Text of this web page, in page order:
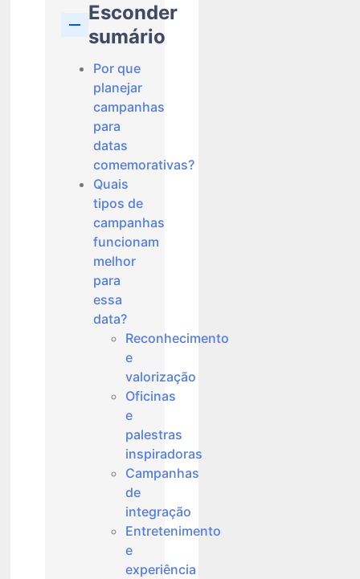
Esconder
sumário
Por que
planejar
campanhas
para
datas
comemorativas?
Quais
tipos de
campanhas
funcionam
melhor
para
essa
data?
Reconhecimento
e
valorização
Oficinas
e
palestras
inspiradoras
Campanhas
de
integração
Entretenimento
e
experiência